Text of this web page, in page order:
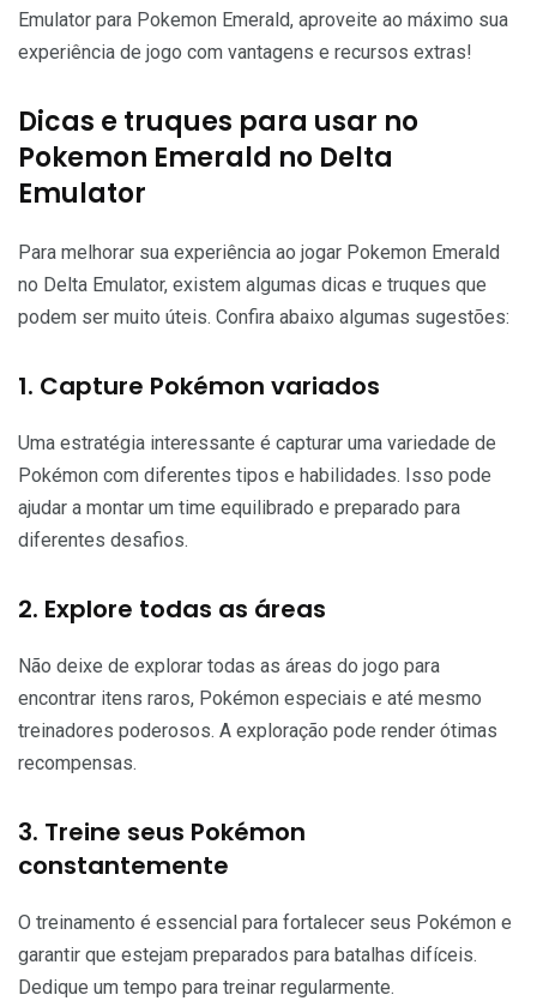
Emulator para Pokemon Emerald, aproveite ao máximo sua
experiência de jogo com vantagens e recursos extras!
Dicas e truques para usar no
Pokemon Emerald no Delta
Emulator
Para melhorar sua experiência ao jogar Pokemon Emerald
no Delta Emulator, existem algumas dicas e truques que
podem ser muito úteis. Confira abaixo algumas sugestões:
1. Capture Pokémon variados
Uma estratégia interessante é capturar uma variedade de
Pokémon com diferentes tipos e habilidades. Isso pode
ajudar a montar um time equilibrado e preparado para
diferentes desafios.
2. Explore todas as áreas
Não deixe de explorar todas as áreas do jogo para
encontrar itens raros, Pokémon especiais e até mesmo
treinadores poderosos. A exploração pode render ótimas
recompensas.
3. Treine seus Pokémon
constantemente
O treinamento é essencial para fortalecer seus Pokémon e
garantir que estejam preparados para batalhas difíceis.
Dedique um tempo para treinar regularmente.